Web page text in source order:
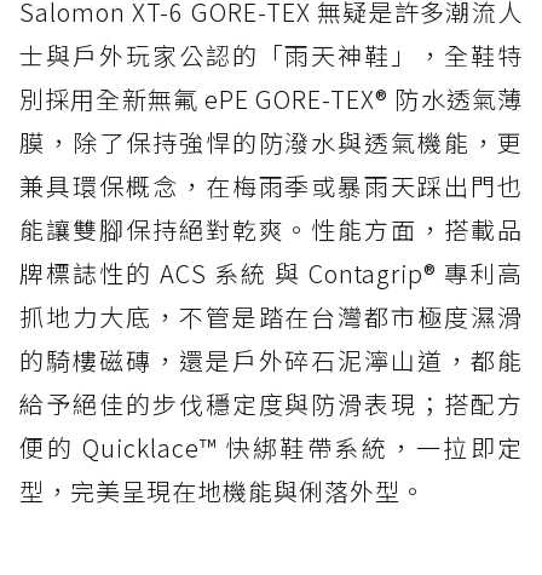
Salomon XT-6 GORE-TEX 無疑是許多潮流人
士與戶外玩家公認的「雨天神鞋」，全鞋特
別採用全新無氟 ePE GORE-TEX® 防水透氣薄
膜，除了保持強悍的防潑水與透氣機能，更
兼具環保概念，在梅雨季或暴雨天踩出門也
能讓雙腳保持絕對乾爽。性能方面，搭載品
牌標誌性的 ACS 系統 與 Contagrip® 專利高
抓地力大底，不管是踏在台灣都市極度濕滑
的騎樓磁磚，還是戶外碎石泥濘山道，都能
給予絕佳的步伐穩定度與防滑表現；搭配方
便的 Quicklace™ 快綁鞋帶系統，一拉即定
型，完美呈現在地機能與俐落外型。